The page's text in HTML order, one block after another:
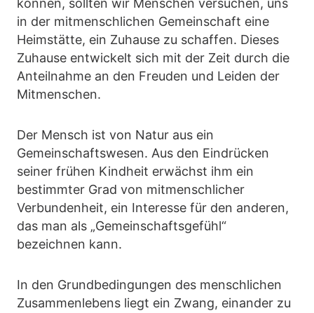
können, sollten wir Menschen versuchen, uns
in der mitmenschlichen Gemeinschaft eine
Heimstätte, ein Zuhause zu schaffen. Dieses
Zuhause entwickelt sich mit der Zeit durch die
Anteilnahme an den Freuden und Leiden der
Mitmenschen.
Der Mensch ist von Natur aus ein
Gemeinschaftswesen. Aus den Eindrücken
seiner frühen Kindheit erwächst ihm ein
bestimmter Grad von mitmenschlicher
Verbundenheit, ein Interesse für den anderen,
das man als „Gemeinschaftsgefühl“
bezeichnen kann.
In den Grundbedingungen des menschlichen
Zusammenlebens liegt ein Zwang, einander zu